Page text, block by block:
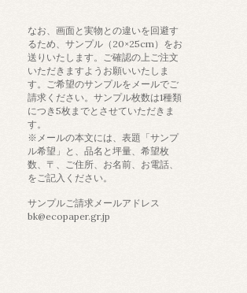
なお、画面と実物との違いを回避す
るため、サンプル（20×25cm）をお
送りいたします。ご確認の上ご注文
いただきますようお願いいたしま
す。ご希望のサンプルをメールでご
請求ください。サンプル枚数は1種類
につき5枚までとさせていただきま
す。
※メールの本文には、表題「サンプ
ル希望」と、品名と坪量、希望枚
数、〒、ご住所、お名前、お電話、
をご記入ください。
サンプルご請求メールアドレス
bk@ecopaper.gr.jp